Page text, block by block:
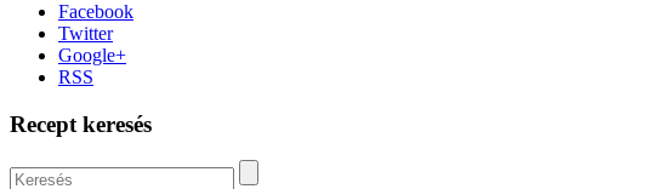
Facebook
Twitter
Google+
RSS
Recept keresés